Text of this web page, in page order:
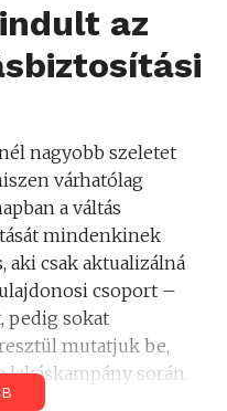
az
nagyobb szeletet
várhatólag
a váltás
mindenkinek
aki csak aktualizálná
csoport –
pedig sokat
mutatjuk be,
során.